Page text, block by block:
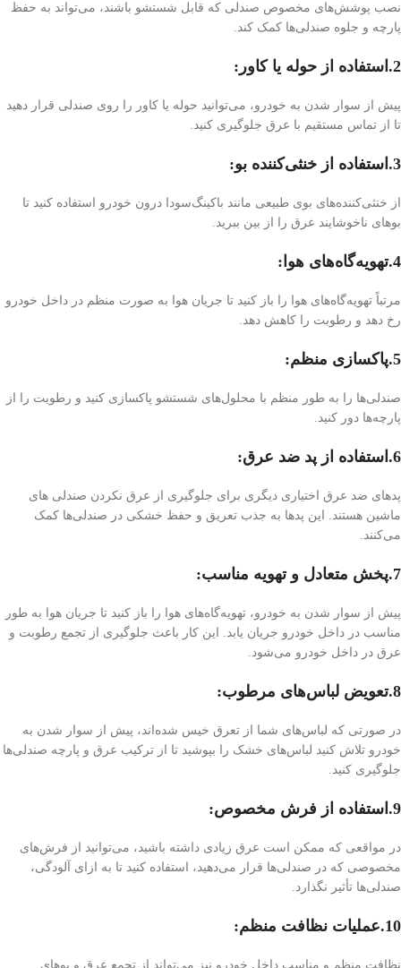
نصب پوشش‌های مخصوص صندلی که قابل شستشو باشند، می‌تواند به حفظ
پارچه و جلوه صندلی‌ها کمک کند.
2.استفاده از حوله یا کاور:
پیش از سوار شدن به خودرو، می‌توانید حوله یا کاور را روی صندلی قرار دهید
تا از تماس مستقیم با عرق جلوگیری کنید.
3.استفاده از خنثی‌کننده بو:
از خنثی‌کننده‌های بوی طبیعی مانند باکینگ‌سودا درون خودرو استفاده کنید تا
بوهای ناخوشایند عرق را از بین ببرید.
4.تهویه‌گاه‌های هوا:
مرتباً تهویه‌گاه‌های هوا را باز کنید تا جریان هوا به صورت منظم در داخل خودرو
رخ دهد و رطوبت را کاهش دهد.
5.پاکسازی منظم:
صندلی‌ها را به طور منظم با محلول‌های شستشو پاکسازی کنید و رطوبت را از
پارچه‌ها دور کنید.
6.استفاده از پد ضد عرق:
پد‌های ضد عرق اختیاری دیگری برای جلوگیری از عرق نکردن صندلی های
ماشین هستند. این پد‌ها به جذب تعریق و حفظ خشکی در صندلی‌ها کمک
می‌کنند.
7.پخش متعادل و تهویه مناسب:
پیش از سوار شدن به خودرو، تهویه‌گاه‌های هوا را باز کنید تا جریان هوا به طور
مناسب در داخل خودرو جریان یابد. این کار باعث جلوگیری از تجمع رطوبت و
عرق در داخل خودرو می‌شود.
8.تعویض لباس‌های مرطوب:
در صورتی که لباس‌های شما از تعرق خیس شده‌اند، پیش از سوار شدن به
خودرو تلاش کنید لباس‌های خشک را بپوشید تا از ترکیب عرق و پارچه صندلی‌ها
جلوگیری کنید.
9.استفاده از فرش مخصوص:
در مواقعی که ممکن است عرق زیادی داشته باشید، می‌توانید از فرش‌های
مخصوصی که در صندلی‌ها قرار می‌دهید، استفاده کنید تا به ازای آلودگی،
صندلی‌ها تأثیر نگذارد.
10.عملیات نظافت منظم:
نظافت منظم و مناسب داخل خودرو نیز می‌تواند از تجمع عرق و بوهای